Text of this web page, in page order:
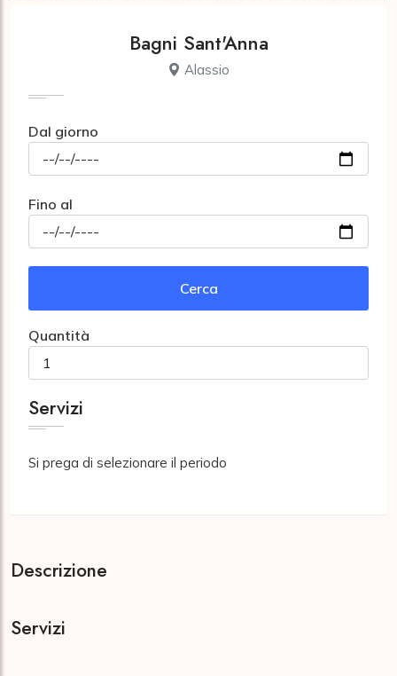
Bagni Sant'Anna
Alassio
Dal giorno
Fino al
Cerca
Quantità
Servizi
Si prega di selezionare il periodo
Descrizione
Servizi